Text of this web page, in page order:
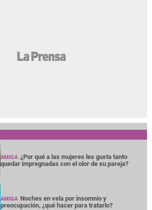
AMIGA ¿Por qué a las mujeres les gusta tanto
quedar impregnadas con el olor de su pareja?
AMIGA Noches en vela por insomnio y
preocupación, ¿qué hacer para tratarlo?